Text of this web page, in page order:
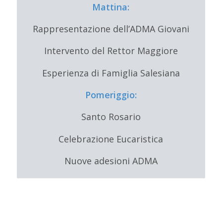
Mattina:
Rappresentazione dell’ADMA Giovani
Intervento del Rettor Maggiore
Esperienza di Famiglia Salesiana
Pomeriggio:
Santo Rosario
Celebrazione Eucaristica
Nuove adesioni ADMA